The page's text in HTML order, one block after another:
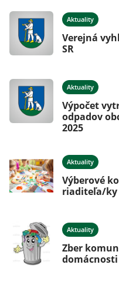
Aktuality
Verejná
SR
Aktuality
Výpočet
odpadov
2025
Aktuality
Výberové
riaditeľa/ky
Aktuality
Zber
domácnosti